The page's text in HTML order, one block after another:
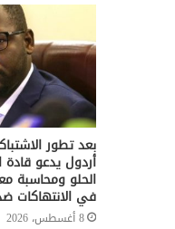
بعد تطور
أردول يدعو
الحلو ومحاسبة
في الانتهاكات
8 أغسطس، 2026